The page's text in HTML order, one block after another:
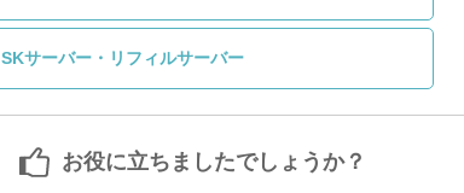
SKサーバー・リフィルサーバー
お役に立ちましたでしょうか？